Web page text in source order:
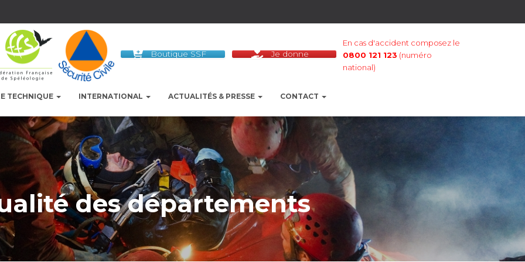
Boutique SSF Je donne
En cas d'accident composez le
0800 121 123 (numéro
national)
TECHNIQUE INTERNATIONAL ACTUALITÉS & PRESSE CONTACT
des départements